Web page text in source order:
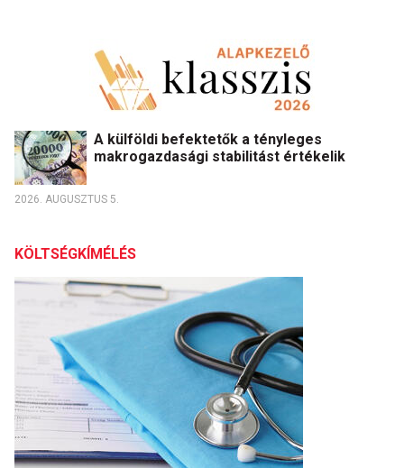
A külföldi befektetők a tényleges
makrogazdasági stabilitást értékelik
2026. AUGUSZTUS 5.
KÖLTSÉGKÍMÉLÉS